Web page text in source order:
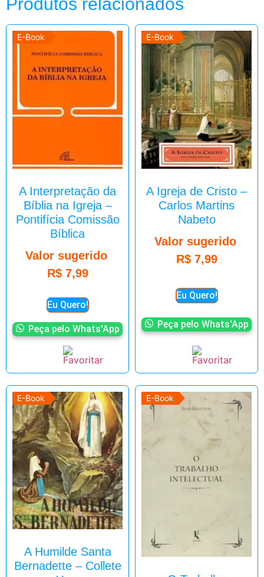
E-Book
A Interpretação da
Bíblia na Igreja –
Pontifícia Comissão
Bíblica
Valor sugerido
R$7,99
Eu Quero!
Peça pelo Whats'App
E-Book
A Igreja de Cristo –
Carlos Martins
Nabeto
Valor sugerido
R$7,99
Eu Quero!
Peça pelo Whats'App
E-Book
A Humilde Santa
Bernadette – Collete
E-Book